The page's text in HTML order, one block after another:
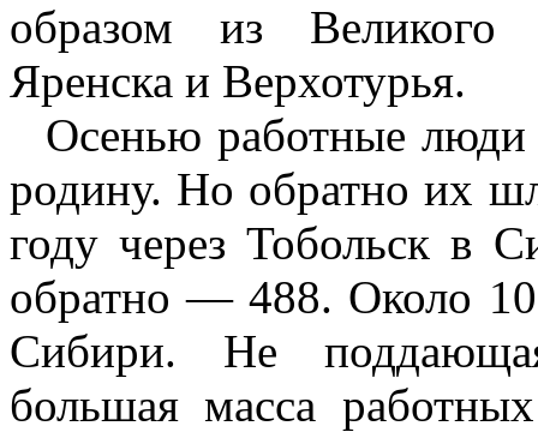
образом из Великого
Яренска и Верхотурья.
Осенью работные люди
родину. Но обратно их
году через Тобольск в
обратно — 488. Около
Сибири. Не
большая масса